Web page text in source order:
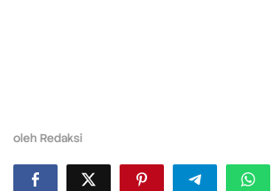
oleh Redaksi